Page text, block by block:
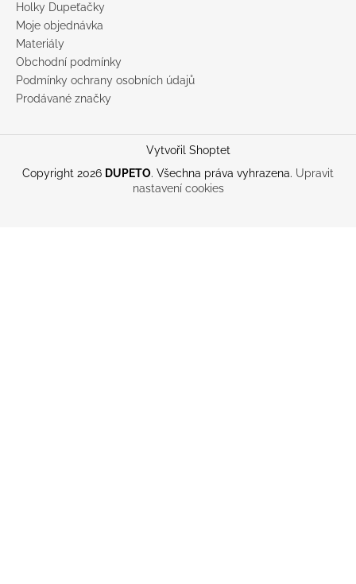
Holky Dupeťačky
Moje objednávka
Materiály
Obchodní podmínky
Podmínky ochrany osobních údajů
Prodávané značky
Vytvořil Shoptet
Copyright 2026 DUPETO. Všechna práva vyhrazena. Upravit
nastavení cookies